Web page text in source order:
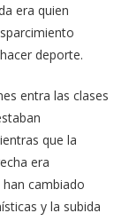
era quien
deporte.
entra las clases
que la
era
cambiado
y la subida